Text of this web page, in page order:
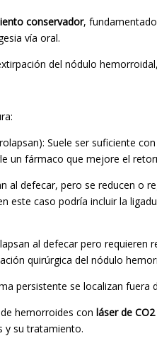
conservador,
vía oral.
del nódulo
Suele ser suficiente
un fármaco que mejore el
al defecar, pero se reducen o
este caso podría incluir la
al defecar pero requieren
quirúrgica del nódulo
persistente se localizan
hemorroides con láser de CO2
y su tratamiento.